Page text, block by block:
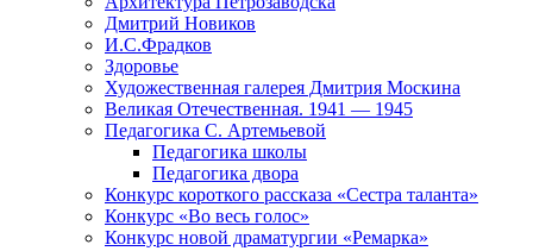
Дмитрий Новиков
И.С.Фрадков
Здоровье
Художественная галерея Дмитрия Москина
Великая Отечественная. 1941 — 1945
Педагогика С. Артемьевой
Педагогика школы
Педагогика двора
Конкурс короткого рассказа «Сестра таланта»
Конкурс «Во весь голос»
Конкурс новой драматургии «Ремарка»